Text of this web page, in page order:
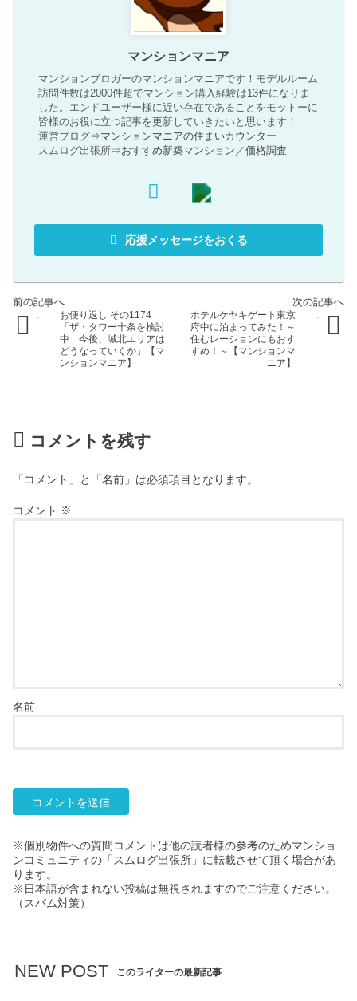
マンションマニア
マンションブロガーのマンションマニアです！モデルルーム
訪問件数は2000件超でマンション購入経験は13件になりま
した。エンドユーザー様に近い存在であることをモットーに
皆様のお役に立つ記事を更新していきたいと思います！
運営ブログ⇒マンションマニアの住まいカウンター
スムログ出張所⇒おすすめ新築マンション ／価格調査
応援メッセージをおくる
お便り返し その1174
「ザ・タワー十条を検討
中 今後、城北エリアは
どうなっていくか」【マ
ンションマニア】
ホテルケヤキゲート東京
府中に泊まってみた！～
住むレーションにもおす
すめ！～【マンションマ
ニア】
コメントを残す
「コメント」と「名前」は必須項目となります。
コメント ※
名前
※個別物件への質問コメントは他の読者様の参考のためマンショ
ンコミュニティの「スムログ出張所」に転載させて頂く場合があ
ります。
※日本語が含まれない投稿は無視されますのでご注意ください。
（スパム対策）
NEW POST このライターの最新記事